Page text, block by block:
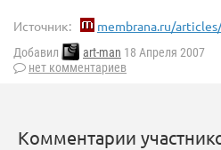
Источник: membrana.ru/
Добавил art-man 18 Апреля 2007
нет комментариев
Комментарии